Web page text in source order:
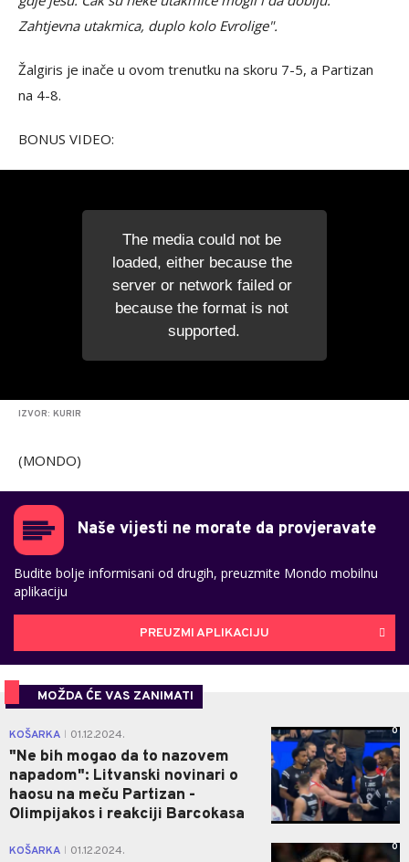
Zahtjevna utakmica, duplo kolo Evrolige".
Žalgiris je inače u ovom trenutku na skoru 7-5, a Partizan
na 4-8.
BONUS VIDEO:
The media could not be
loaded, either because the
server or network failed or
because the format is not
supported.
IZVOR: KURIR
(MONDO)
Naše vijesti ne morate da provjeravate
Budite bolje informisani od drugih, preuzmite Mondo mobilnu
aplikaciju
PREUZMI APLIKACIJU
MOŽDA ĆE VAS ZANIMATI
KOŠARKA 01.12.2024.
"Ne bih mogao da to nazovem
napadom": Litvanski novinari o
haosu na meču Partizan -
Olimpijakos i reakciji Barcokasa
0
KOŠARKA 01.12.2024. 0